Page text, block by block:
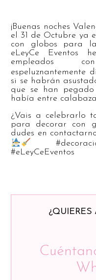
¡Buenas noches
el 31 de Octubre ya
con globos para
eLeyCe Eventos
empleados
espeluznantemente
si se habrán
que se han
había entre
¿Vais a celebrarlo
para decorar con
dudes en
#eLeyCeEventos
¿QUIERES